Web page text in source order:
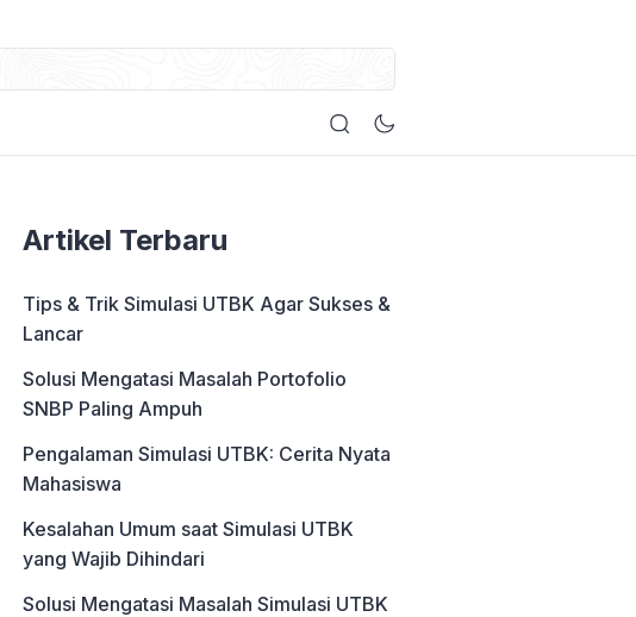
Artikel Terbaru
Tips & Trik Simulasi UTBK Agar Sukses &
Lancar
Solusi Mengatasi Masalah Portofolio
SNBP Paling Ampuh
Pengalaman Simulasi UTBK: Cerita Nyata
Mahasiswa
Kesalahan Umum saat Simulasi UTBK
yang Wajib Dihindari
Solusi Mengatasi Masalah Simulasi UTBK